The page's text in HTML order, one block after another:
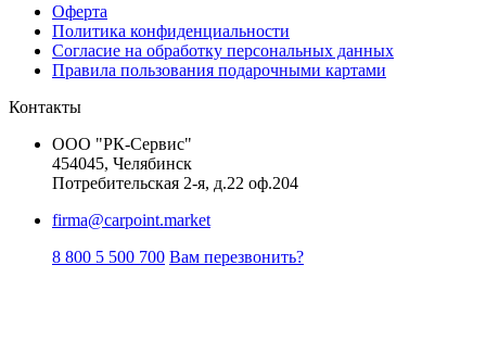
Оферта
Политика конфиденциальности
Согласие на обработку персональных данных
Правила пользования подарочными картами
Контакты
ООО "РК-Сервис"
454045, Челябинск
Потребительская 2-я, д.22 оф.204
firma@carpoint.market
8 800 5 500 700 Вам перезвонить?